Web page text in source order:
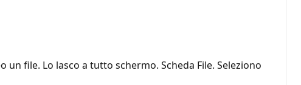
file. Lo lasco a tutto schermo. Scheda File. Seleziono